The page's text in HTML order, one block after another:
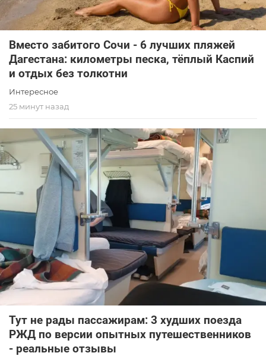
Вместо забитого Сочи - 6 лучших пляжей
Дагестана: километры песка, тёплый Каспий
и отдых без толкотни
Интересное
25 минут назад
Тут не рады пассажирам: 3 худших поезда
РЖД по версии опытных путешественников
- реальные отзывы